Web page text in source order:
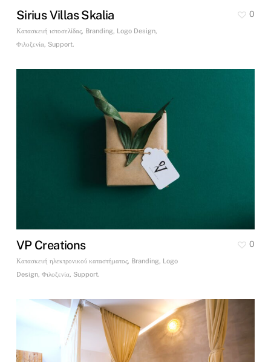
Sirius Villas Skalia
Κατασκευή ιστοσελίδας, Branding, Logo Design,
Φιλοξενία, Support.
0
VP Creations
Κατασκευή ηλεκτρονικού καταστήματος, Branding, Logo
Design, Φιλοξενία, Support.
0